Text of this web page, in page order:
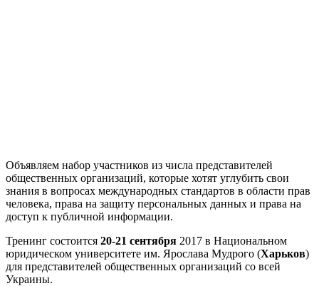
Объявляем набор участников из числа представителей
общественных организаций, которые хотят углубить свои
знания в вопросах международных стандартов в области прав
человека, права на защиту персональных данных и права на
доступ к публичной информации.
Тренинг состоится 20-21 сентября 2017 в Национальном
юридическом университете им. Ярослава Мудрого (Харьков)
для представителей общественных организаций со всей
Украины.